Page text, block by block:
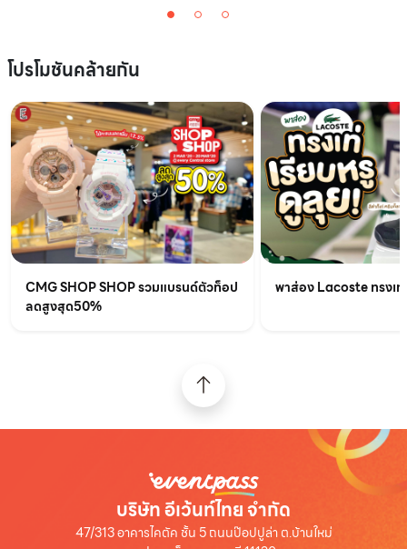
โปรโมชันคล้ายกัน
CMG SHOP SHOP รวมแบรนด์ตัวท็อป
ลดสูงสุด50%
พาส่อง Lacoste ทรงเ
บริษัท อีเว้นท์ไทย จำกัด
47/313 อาคารไคตัค ชั้น 5 ถนนป๊อปปูล่า ต.บ้านใหม่